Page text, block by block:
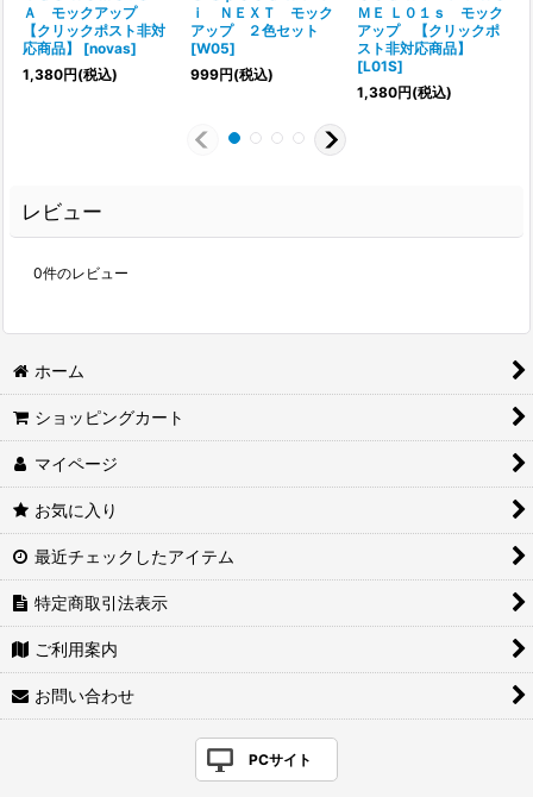
Ａ モックアップ
【クリックポスト非対
応商品】
[novas]
1,380円(税込)
ｉ ＮＥＸＴ モック
アップ ２色セット
[W05]
999円(税込)
ＭＥ Ｌ０１ｓ モック
アップ 【クリックポ
スト非対応商品】
[L01S]
1,380円(税込)
レビュー
0件のレビュー
ホーム
ショッピングカート
マイページ
お気に入り
最近チェックしたアイテム
特定商取引法表示
ご利用案内
お問い合わせ
PCサイト